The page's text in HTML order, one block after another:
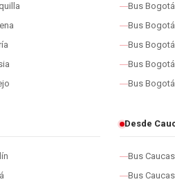
Bus
Bus
Bus
Bus
Bus
Desde
Bus
Bus